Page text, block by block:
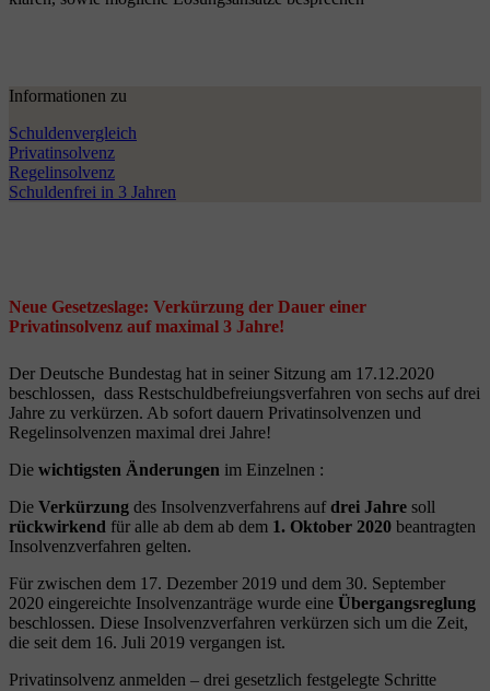
Informationen zu
Schuldenvergleich
Privatinsolvenz
Regelinsolvenz
Schuldenfrei in 3 Jahren
Neue Gesetzeslage: Verkürzung der Dauer einer
Privatinsolvenz auf maximal 3 Jahre!
Der Deutsche Bundestag hat in seiner Sitzung am 17.12.2020
beschlossen, dass Restschuldbefreiungsverfahren von sechs auf drei
Jahre zu verkürzen. Ab sofort dauern Privatinsolvenzen und
Regelinsolvenzen maximal drei Jahre!
Die wichtigsten Änderungen im Einzelnen :
Die Verkürzung des Insolvenzverfahrens aufdrei Jahre soll
rückwirkend für alle ab dem ab dem 1. Oktober 2020 beantragten
Insolvenzverfahren gelten.
Für zwischen dem 17. Dezember 2019 und dem 30. September
2020 eingereichte Insolvenzanträge wurde eine Übergangsreglung
beschlossen. Diese Insolvenzverfahren verkürzen sich um die Zeit,
die seit dem 16. Juli 2019 vergangen ist.
Privatinsolvenz anmelden – drei gesetzlich festgelegte Schritte